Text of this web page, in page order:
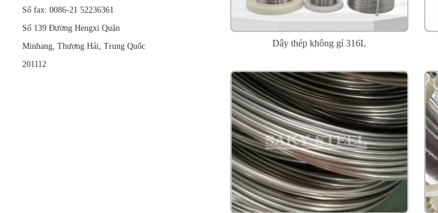
Số fax: 0086-21 52236361
Số 139 Đường Hengxi Quận
Minhang, Thượng Hải, Trung Quốc
201112
Dây thép không gỉ 316L